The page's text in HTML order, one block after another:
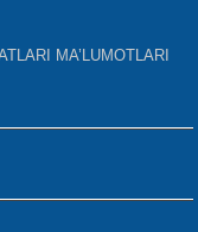
MA’LUMOTLARI